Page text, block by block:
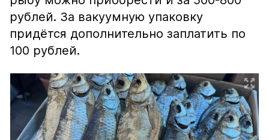
рублей. За вакуумную упаковку
придётся дополнительно заплатить по
100 рублей.